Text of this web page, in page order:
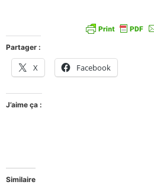
Partager :
X Facebook
J’aime ça :
Similaire